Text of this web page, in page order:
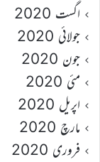
اگست 2020
جولائی 2020
جون 2020
مئی 2020
اپریل 2020
مارچ 2020
فروری 2020